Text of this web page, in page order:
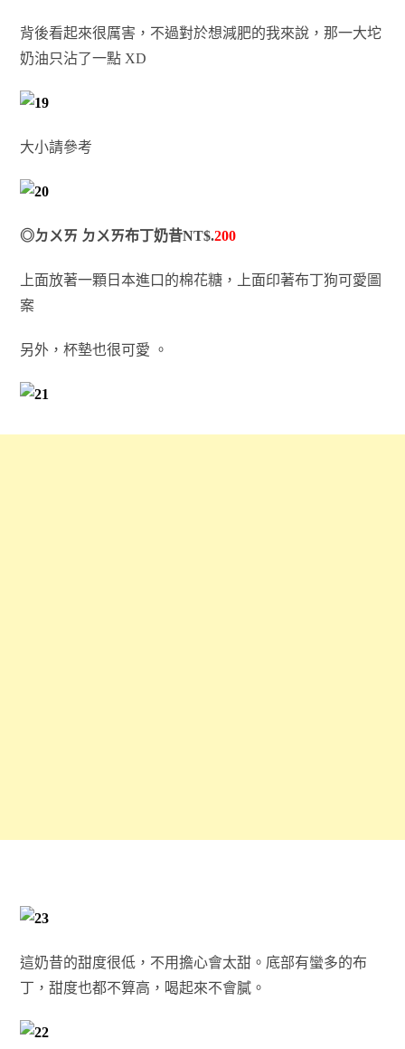
背後看起來很厲害，不過對於想減肥的我來說，那一大坨
奶油只沾了一點 XD
大小請參考
◎ㄉㄨㄞ ㄉㄨㄞ布丁奶昔NT$.200
上面放著一顆日本進口的棉花糖，上面印著布丁狗可愛圖
案
另外，杯墊也很可愛 。
這奶昔的甜度很低，不用擔心會太甜。底部有蠻多的布
丁，甜度也都不算高，喝起來不會膩。